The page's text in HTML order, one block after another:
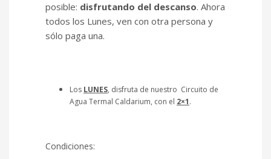
posible: disfrutando del descanso. Ahora
todos los Lunes, ven con otra persona y
sólo paga una.
Los LUNES, disfruta de nuestro Circuito de
Agua Termal Caldarium, con el 2×1.
Condiciones: